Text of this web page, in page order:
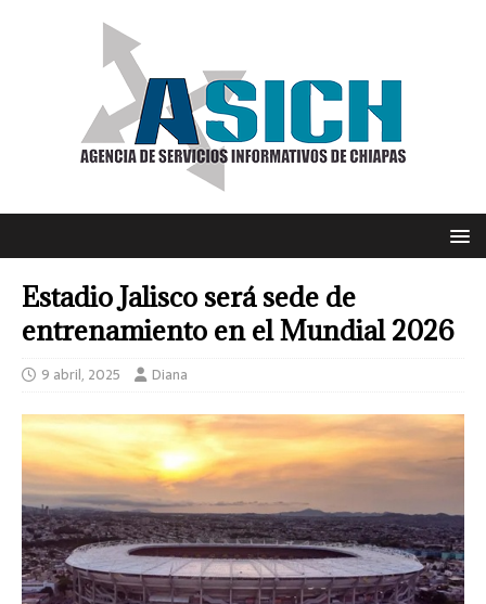
Estadio Jalisco será sede de
entrenamiento en el Mundial 2026
9 abril, 2025 Diana